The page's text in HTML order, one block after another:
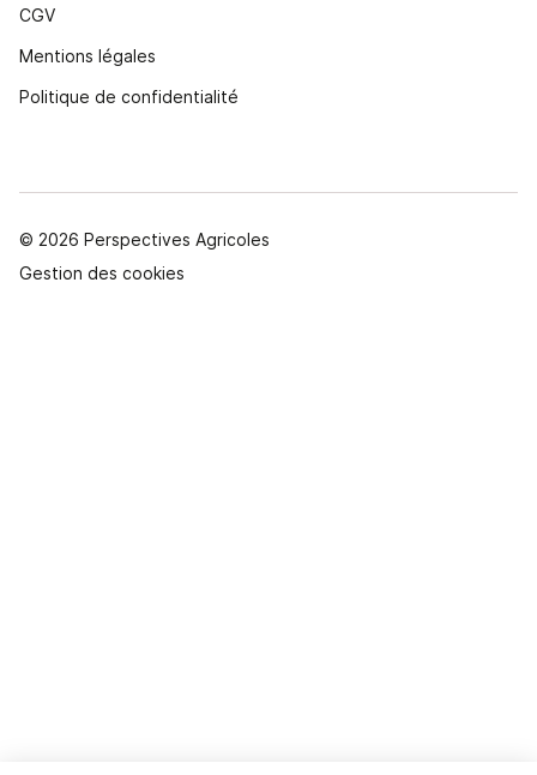
CGV
Mentions légales
Politique de confidentialité
© 2026 Perspectives Agricoles
Gestion des cookies